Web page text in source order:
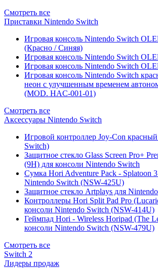
Смотреть все
Приставки Nintendo Switch
Игровая консоль Nintendo Switch
(Красно / Синяя)
Игровая консоль Nintendo Switch
Игровая консоль Nintendo Switch
Игровая консоль Nintendo Switch
неон с улучшенным временем
(MOD. HAC-001-01)
Смотреть все
Аксессуары Nintendo Switch
Игровой контроллер Joy-Con
Switch)
Защитное стекло Glass Screen Pro+
(9H) для консоли Nintendo Switch
Сумка Hori Adventure Pack - Splatoon
Nintendo Switch (NSW-425U)
Защитное стекло Artplays для
Контроллеры Hori Split Pad Pro
консоли Nintendo Switch (NSW-414U)
Геймпад Hori - Wireless Horipad (The
консоли Nintendo Switch (NSW-479U)
Смотреть все
Switch 2
Лидеры продаж